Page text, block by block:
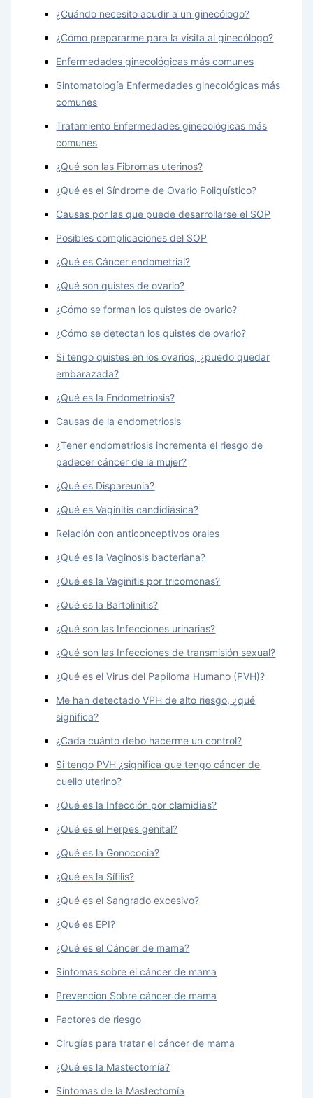
¿Cuándo necesito acudir a un ginecólogo?
¿Cómo prepararme para la visita al ginecólogo?
Enfermedades ginecológicas más comunes
Sintomatología Enfermedades ginecológicas más
comunes
Tratamiento Enfermedades ginecológicas más
comunes
¿Qué son las Fibromas uterinos?
¿Qué es el Síndrome de Ovario Poliquístico?
Causas por las que puede desarrollarse el SOP
Posibles complicaciones del SOP
¿Qué es Cáncer endometrial?
¿Qué son quistes de ovario?
¿Cómo se forman los quistes de ovario?
¿Cómo se detectan los quistes de ovario?
Si tengo quistes en los ovarios, ¿puedo quedar
embarazada?
¿Qué es la Endometriosis?
Causas de la endometriosis
¿Tener endometriosis incrementa el riesgo de
padecer cáncer de la mujer?
¿Qué es Dispareunia?
¿Qué es Vaginitis candidiásica?
Relación con anticonceptivos orales
¿Qué es la Vaginosis bacteriana?
¿Qué es la Vaginitis por tricomonas?
¿Qué es la Bartolinitis?
¿Qué son las Infecciones urinarias?
¿Qué son las Infecciones de transmisión sexual?
¿Qué es el Virus del Papiloma Humano (PVH)?
Me han detectado VPH de alto riesgo, ¿qué
significa?
¿Cada cuánto debo hacerme un control?
Si tengo PVH ¿significa que tengo cáncer de
cuello uterino?
¿Qué es la Infección por clamidias?
¿Qué es el Herpes genital?
¿Qué es la Gonococia?
¿Qué es la Sífilis?
¿Qué es el Sangrado excesivo?
¿Qué es EPI?
¿Qué es el Cáncer de mama?
Síntomas sobre el cáncer de mama
Prevención Sobre cáncer de mama
Factores de riesgo
Cirugías para tratar el cáncer de mama
¿Qué es la Mastectomía?
Síntomas de la Mastectomía